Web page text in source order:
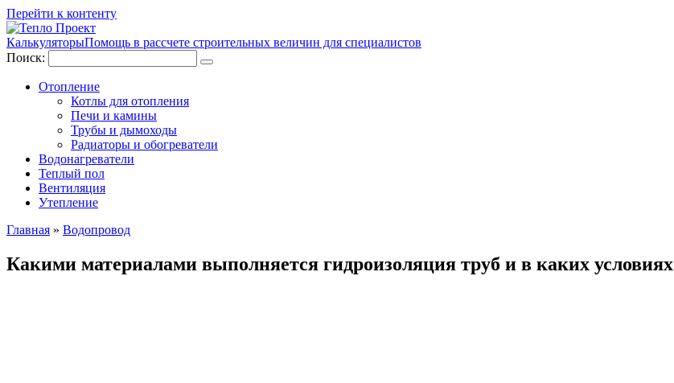
Перейти к контенту
КалькуляторыПомощь в рассчете строительных величин для специалистов
Поиск:
Отопление
Котлы для отопления
Печи и камины
Трубы и дымоходы
Радиаторы и обогреватели
Водонагреватели
Теплый пол
Вентиляция
Утепление
Главная » Водопровод
Какими материалами выполняется гидроизоляция труб и в каких условиях